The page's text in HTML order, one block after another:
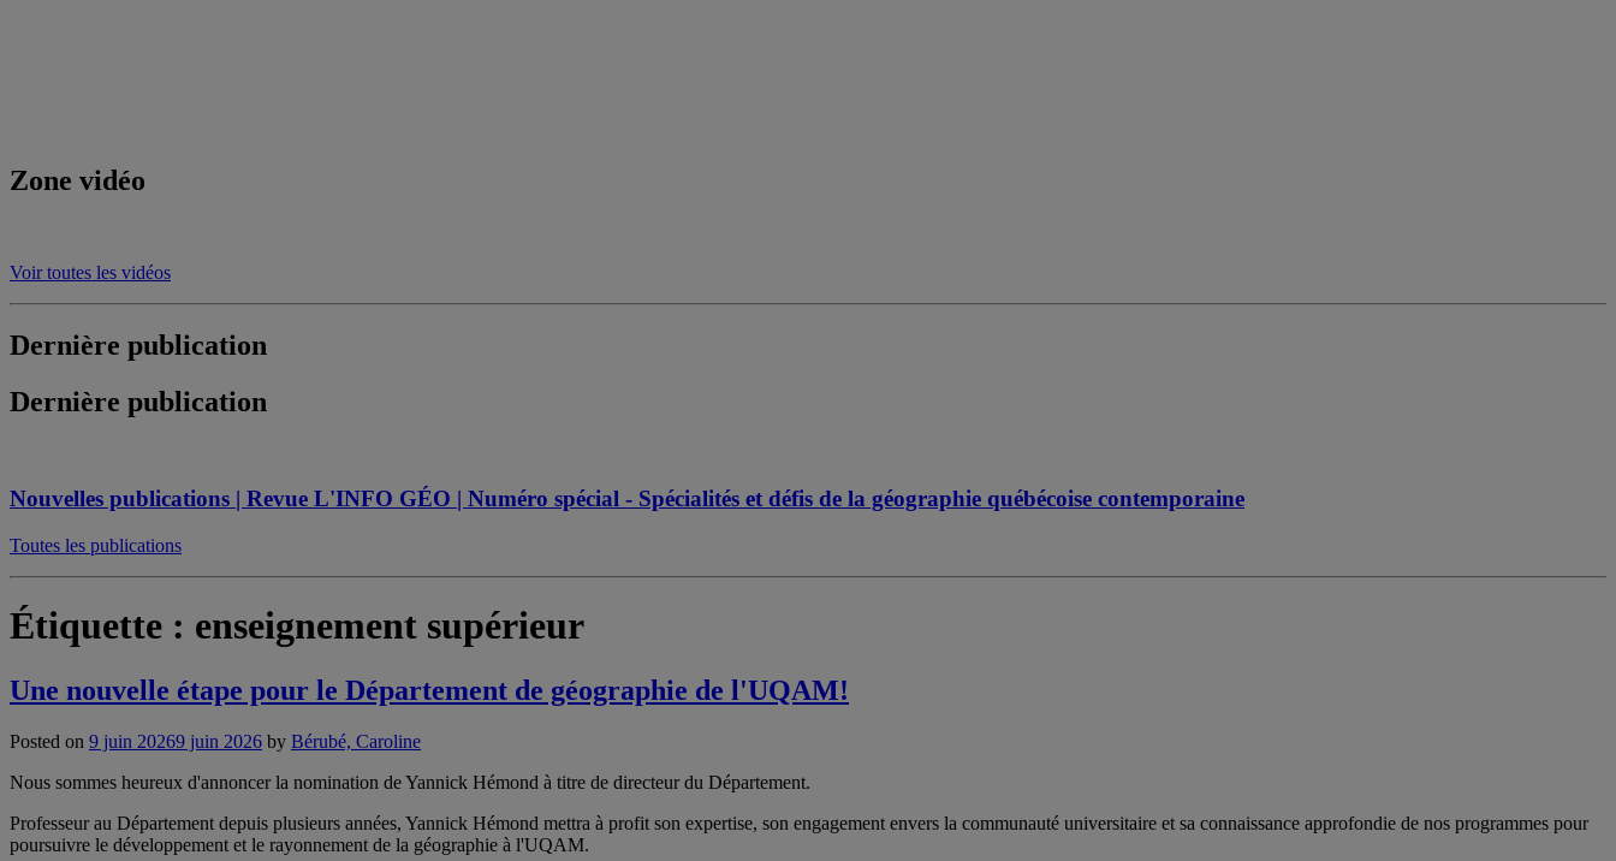
Zone vidéo
Voir toutes les vidéos
Dernière publication
Dernière publication
Nouvelles publications | Revue L'INFO GÉO | Numéro spécial - Spécialités et défis de la géographie québécoise contemporaine
Toutes les publications
Étiquette : enseignement supérieur
Une nouvelle étape pour le Département de géographie de l'UQAM!
Posted on 9 juin 20269 juin 2026 by Bérubé, Caroline
Nous sommes heureux d'annoncer la nomination de Yannick Hémond à titre de directeur du Département.
Professeur au Département depuis plusieurs années, Yannick Hémond mettra à profit son expertise, son engagement envers la communauté universitaire et sa connaissance approfondie de nos programmes pour
poursuivre le développement et le rayonnement de la géographie à l'UQAM.